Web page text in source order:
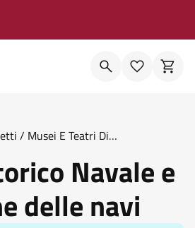
/ Musei E Teatri Di
Navale e
delle navi